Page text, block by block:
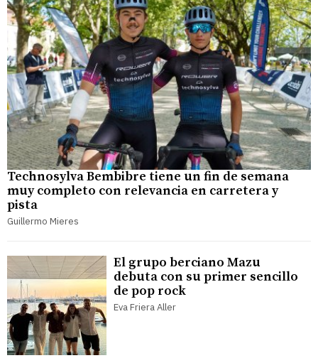
Technosylva Bembibre tiene un fin de semana
muy completo con relevancia en carretera y
pista
Guillermo Mieres
El grupo berciano Mazu
debuta con su primer sencillo
de pop rock
Eva Friera Aller